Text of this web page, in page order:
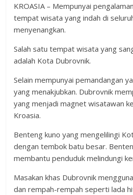
KROASIA – Mempunyai
tempat wisata yang indah di
menyenangkan.
Salah satu tempat wisata yang
adalah Kota Dubrovnik.
Selain mempunyai pemandangan
yang menakjubkan. Dubrovnik
yang menjadi magnet wisatawan
Kroasia.
Benteng kuno yang mengelilingi
dengan tembok batu besar.
membantu penduduk melindungi
Masakan khas Dubrovnik
dan rempah-rempah seperti lada